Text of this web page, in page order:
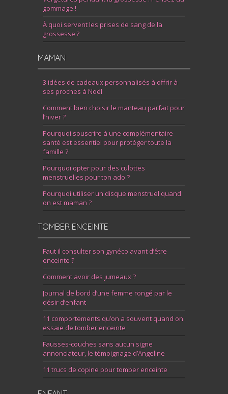
gommage !
À quoi servent les prises de sang de la
grossesse ?
MAMAN
3 idées de cadeaux personnalisés à offrir à
ses proches à Noël
Comment bien choisir le manteau parfait pour
l’hiver ?
Pourquoi souscrire à une complémentaire
santé est essentiel pour protéger toute la
famille ?
Pourquoi opter pour des culottes
menstruelles pour ton ado ?
Pourquoi utiliser un disque menstruel quand
on est maman ?
TOMBER ENCEINTE
Faut il consulter son gynéco avant d’être
enceinte ?
Comment avoir des jumeaux ?
Journal de bord d’une femme rongé par le
désir d’enfant
11 comportements qu’on a souvent quand on
essaie de tomber enceinte
Fausses-couches sans aucun signe
annonciateur, le témoignage d’Angeline
11 trucs de copine pour tomber enceinte